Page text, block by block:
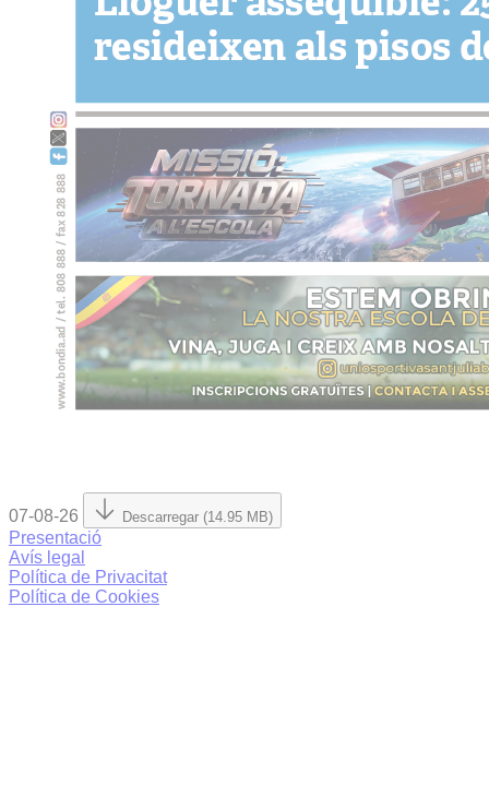
07-08-26 Descarregar (14.95 MB)
Presentació
Avís legal
Política de Privacitat
Política de Cookies